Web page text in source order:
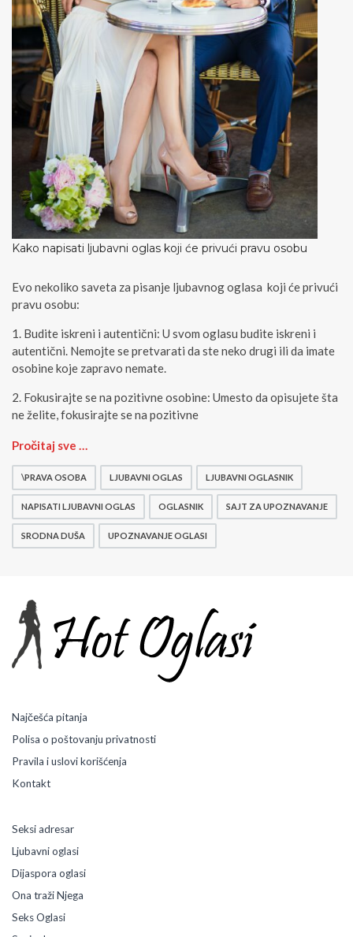
Kako napisati ljubavni oglas koji će privući pravu osobu
Evo nekoliko saveta za pisanje ljubavnog oglasa koji će privući
pravu osobu:
1. Budite iskreni i autentični: U svom oglasu budite iskreni i
autentični. Nemojte se pretvarati da ste neko drugi ili da imate
osobine koje zapravo nemate.
2. Fokusirajte se na pozitivne osobine: Umesto da opisujete šta
ne želite, fokusirajte se na pozitivne
K
o
a
u
v
i
o
l
s
o
j
ć
e
p
Pročitaj sve …
\PRAVA OSOBA LJUBAVNI OGLAS LJUBAVNI OGLASNIK
NAPISATI LJUBAVNI OGLAS OGLASNIK SAJT ZA UPOZNAVANJE
SRODNA DUŠA UPOZNAVANJE OGLASI
Najčešća pitanja
Polisa o poštovanju privatnosti
Pravila i uslovi korišćenja
Kontakt
Seksi adresar
Ljubavni oglasi
Dijaspora oglasi
Ona traži Njega
Seks Oglasi